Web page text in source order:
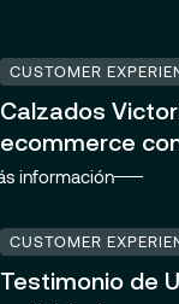
CUSTOMER
Calzados
ecommerce
información
CUSTOMER
Testimonio de